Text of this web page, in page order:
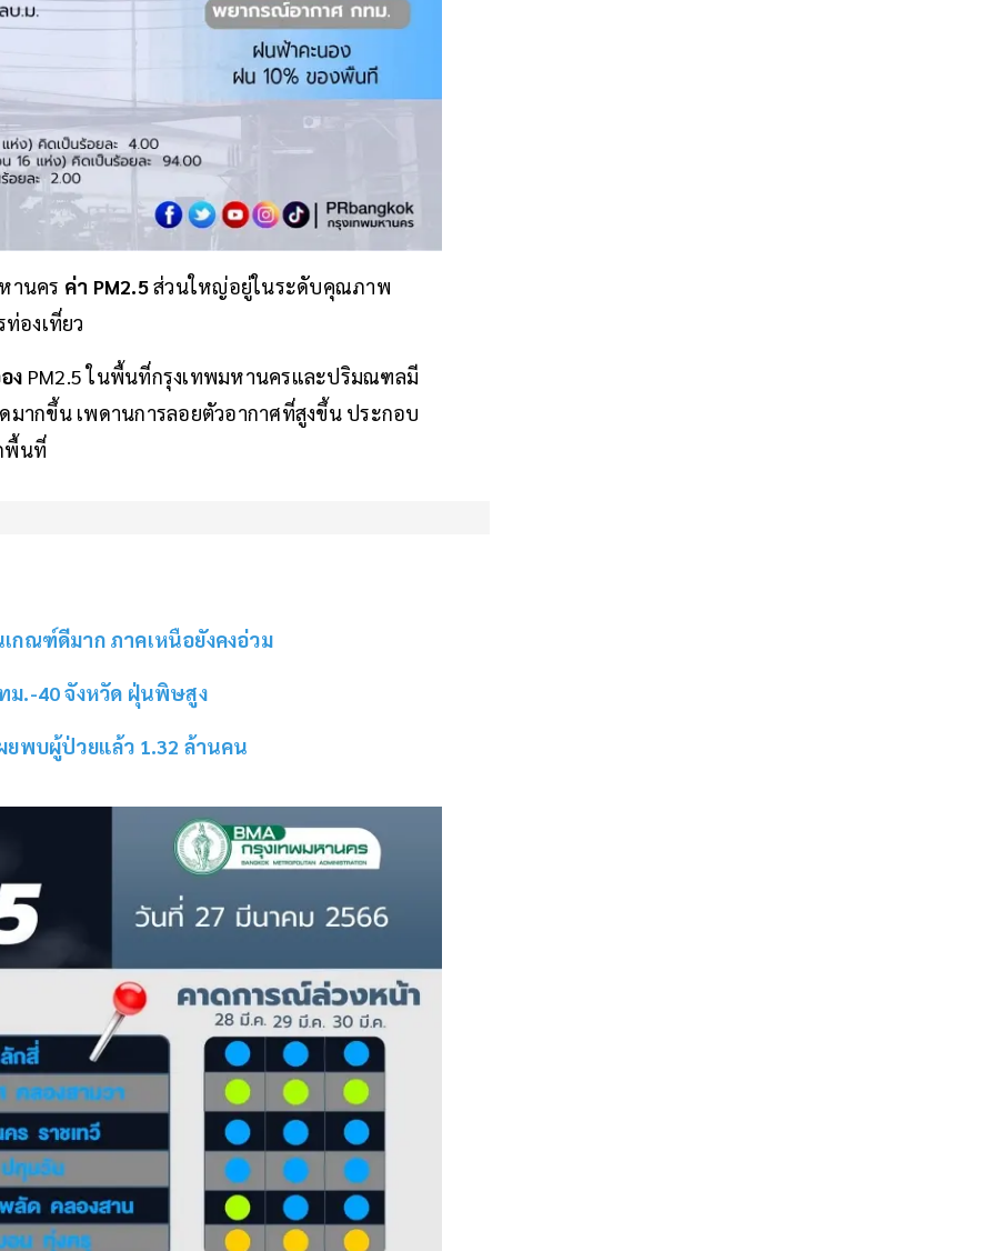
านคร ค่า PM2.5ส่วนใหญ่อยู่ในระดับคุณภาพ
องเที่ยว
ง PM2.5 ในพื้นที่กรุงเทพมหานครและปริมณฑลมี
ากขึ้น เพดานการลอยตัวอากาศที่สูงขึ้น ประกอบ
พื้นที่
กณฑ์ดีมาก ภาคเหนือยังคงอ่วม
ม.-40 จังหวัด ฝุ่นพิษสูง
ยพบผู้ป่วยแล้ว 1.32 ล้านคน